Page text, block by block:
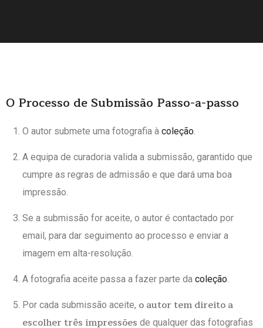
O Processo de Submissão Passo-a-passo
O autor submete uma fotografia à coleção.
A equipa de curadoria valida a submissão, garantido que
cumpre as regras de admissão e que dará uma boa
impressão.
Se a submissão for aceite, o autor é contactado por
email, para dar seguimento ao processo e enviar a
imagem em alta-resolução.
A fotografia aceite passa a fazer parte da coleção.
Por cada submissão aceite, o autor tem direito a
escolher três impressões de qualquer das fotografias